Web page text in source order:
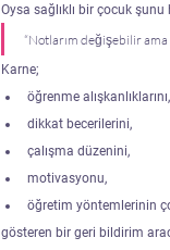
Oysa sağlıklı bir çocuk
“Notlarım değişebilir
Karne;
öğrenme alışkanlıklarını,
dikkat becerilerini,
çalışma düzenini,
motivasyonu,
öğretim yöntemlerinin
gösteren bir geri bildirim